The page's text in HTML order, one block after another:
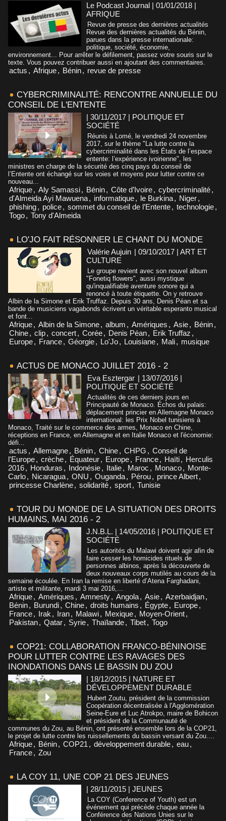
Le Podcast Journal | 01/01/2018 |
AFRIQUE
Revue de presse des dernières actualités
Revue des dernières actualités du Bénin,
parues dans la presse internationale:
politique, société, économie,
environnement... Pour arrêter le défilement, passez votre souris sur le
texte. Vous pouvez contribuer aussi en ajoutant des commentaires.
actus , Afrique, Bénin, revue de presse
CYBERCRIMINALITÉ: RENCONTRE ANNUELLE DU
CONSEIL DE L'ENTENTE
| 30/11/2017 | POLITIQUE ET
SOCIÉTÉ
Réunis à Lomé, le vendredi 24 novembre
2017, sur le thème "La lutte contre la
cybercriminalité dans les États de l’espace
entente: l’expérience ivoirienne", les
ministres en charge de la sécurité des cinq pays du conseil de
l’Entente ont échangé sur les voies et moyens pour lutter contre ce
nouveau...
Afrique, Aly Samassi, Bénin, Côte d’Ivoire, cybercriminalité,
d'Almeida Ayi Mawuena, informatique, le Burkina, Niger,
phishing, police, sommet du conseil de l’Entente, technologie,
Togo, Tony d'Almeida
LO'JO FAIT RÉSONNER LE CHANT DU MONDE
Valérie Aujuin | 09/10/2017 | ART ET
CULTURE
Le groupe revient avec son nouvel album
"Fonetiq flowers", aussi mystique
qu'inqualifiable aventure sonore qui a
renoncé à toute étiquette. On y retrouve
Albin de la Simone et Erik Truffaz. Depuis 30 ans, Denis Péan et sa
bande de musiciens vagabonds écrivent un véritable esperanto musical
et font...
Afrique, Albin de la Simone, album , Amériques , Asie, Bénin,
Chine, clip, concert, Corée, Denis Péan, Erik Truffaz ,
Europe, France, Géorgie, Lo'Jo, Louisiane, Mali, musique
ACTUS DE MONACO JUILLET 2016 - 2
Eva Esztergar | 13/07/2016 |
POLITIQUE ET SOCIÉTÉ
Actualités de ces derniers jours en
Principauté de Monaco. Échos du palais:
déplacement princier en Allemagne Monaco
international: les Prix Nobel tunisiens à
Monaco, Traité sur le commerce des armes, Monaco en Chine,
réceptions en France, en Allemagne et en Italie Monaco et l'économie:
défi...
actus , Allemagne, Bénin, Chine, CHPG , Conseil de
l'Europe, crèche, Équateur, Europe, France, Haïti, Herculis
2016, Honduras , Indonésie, Italie, Maroc , Monaco, Monte-
Carlo, Nicaragua, ONU , Ouganda, Pérou, prince Albert,
princesse Charlène, solidarité, sport, Tunisie
TOUR DU MONDE DE LA SITUATION DES DROITS
HUMAINS, MAI 2016 - 2
J.N.B.L. | 14/05/2016 | POLITIQUE ET
SOCIÉTÉ
Les autorités du Malawi doivent agir afin de
faire cesser les homicides rituels de
personnes albinos, après la découverte de
deux nouveaux corps mutilés au cours de la
semaine écoulée. En Iran la remise en liberté d’Atena Farghadani,
artiste et militante, mardi 3 mai 2016,...
Afrique, Amériques , Amnesty, Angola, Asie, Azerbaidjan,
Bénin, Burundi, Chine, droits humains , Égypte, Europe,
France, Irak , Iran, Malawi, Mexique, Moyen-Orient,
Pakistan, Qatar, Syrie, Thaïlande, Tibet, Togo
COP21: COLLABORATION FRANCO-BÉNINOISE
POUR LUTTER CONTRE LES RAVAGES DES
INONDATIONS DANS LE BASSIN DU ZOU
| 18/12/2015 | NATURE ET
DÉVELOPPEMENT DURABLE
Hubert Zoutu, président de la commission
Coopération décentralisée à l'Agglomération
Seine-Eure et Luc Atrokpo, maire de Bohicon
et président de la Communauté de
communes du Zou, au Bénin, ont présenté ensemble lors de la COP21,
le projet de lutte contre les ruissellements du bassin versant du Zou....
Afrique, Bénin, COP21 , développement durable, eau,
France, Zou
LA COY 11, UNE COP 21 DES JEUNES
| 28/11/2015 | JEUNES
La COY (Conference of Youth) est un
événement qui précède chaque année la
Conférence des Nations Unies sur le